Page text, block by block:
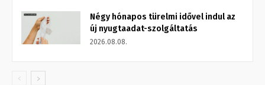
Négy hónapos türelmi idővel indul az
új nyugtaadat-szolgáltatás
2026.08.08.